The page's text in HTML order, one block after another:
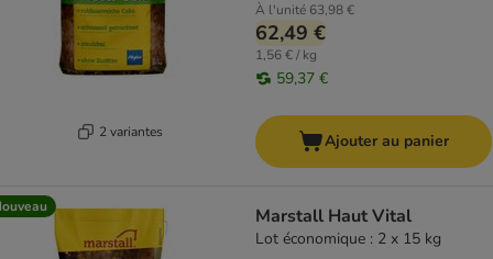
2 variantes
À l'unité 63,98 €
62,49 €
1,56 € / kg
59,37 €
Ajouter au panier
Marstall Haut Vital
Lot économique : 2 x 15 kg